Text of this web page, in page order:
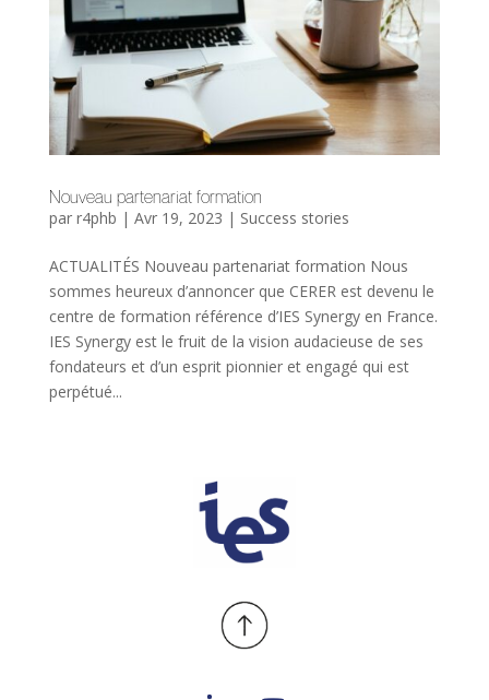
Nouveau partenariat formation
par r4phb | Avr 19, 2023 | Success stories
ACTUALITÉS Nouveau partenariat formation Nous
sommes heureux d’annoncer que CERER est devenu le
centre de formation référence d’IES Synergy en France.
IES Synergy est le fruit de la vision audacieuse de ses
fondateurs et d’un esprit pionnier et engagé qui est
perpétué...